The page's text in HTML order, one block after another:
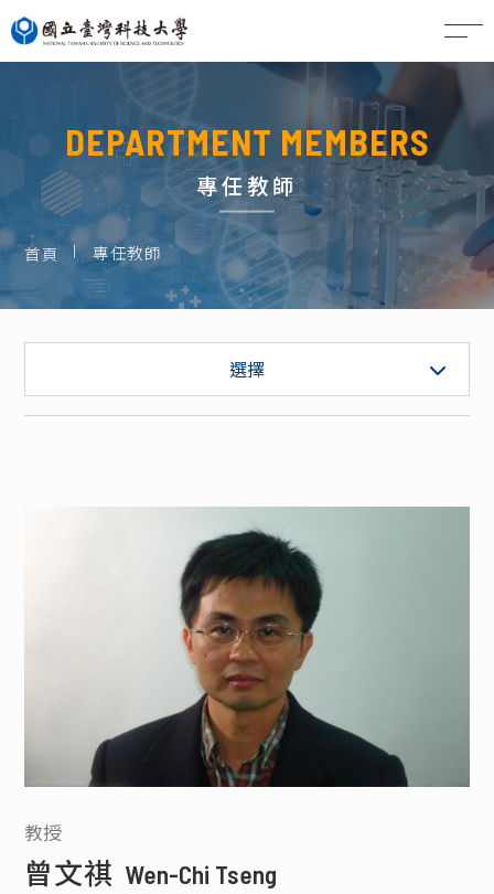
DEPARTMENT MEMBERS
專任教師
首頁 專任教師
選擇
專案教師
教授
曾文祺 Wen-Chi Tseng